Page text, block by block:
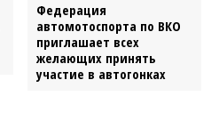
Федерация
автомотоспорта по ВКО
приглашает всех
желающих принять
участие в автогонках